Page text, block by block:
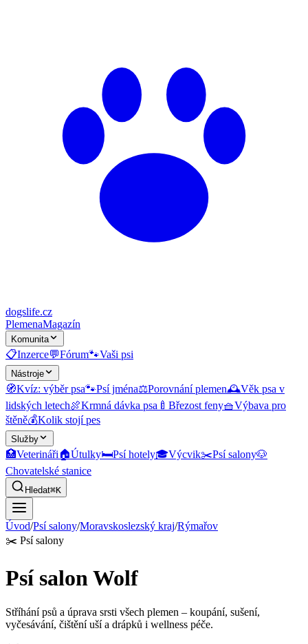
dogslife.cz
PlemenaMagazín
Komunita
📋Inzerce💬Fórum🐾Vaši psi
Nástroje
🧭Kvíz: výběr psa🐾Psí jména⚖️Porovnání plemen🕰️Věk psa v
lidských letech🍖Krmná dávka psa 🍼 Březost feny🧺Výbava pro
štěně💰Kolik stojí pes
Služby
🏥Veterináři🏠Útulky🛏️Psí hotely🎓Výcvik✂️Psí salony🐶
Chovatelské stanice
Hledat⌘K
Úvod/Psí salony/Moravskoslezský kraj/Rýmařov
✂️ Psí salony
Psí salon Wolf
Stříhání psů a úprava srsti všech plemen – koupání, sušení,
vyčesávání, čištění uší a drápků i wellness péče.